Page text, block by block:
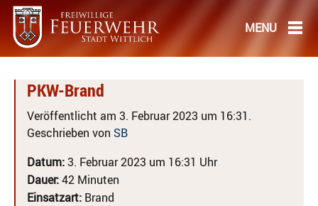
PKW-Brand
Veröffentlicht am 3. Februar 2023 um 16:31.
Geschrieben von SB
Datum:3. Februar 2023 um 16:31 Uhr
Dauer:42 Minuten
Einsatzart: Brand